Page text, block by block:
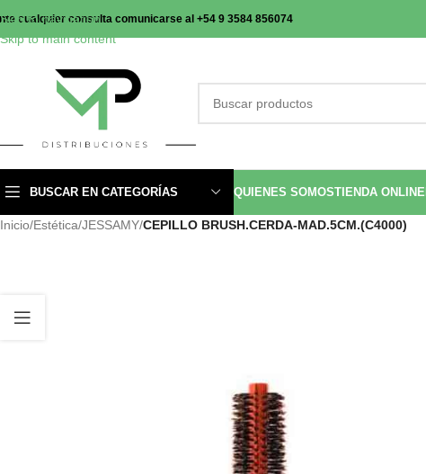
Skip to navigation
Skip to main content
cualquier consulta comunicarse al +54 9 3584 856074
BUSCAR EN CATEGORÍAS QUIENES SOMOSTIENDA ONLINE
Inicio/Estética/JESSAMY/CEPILLO BRUSH.CERDA-MAD.5CM.(C4000)